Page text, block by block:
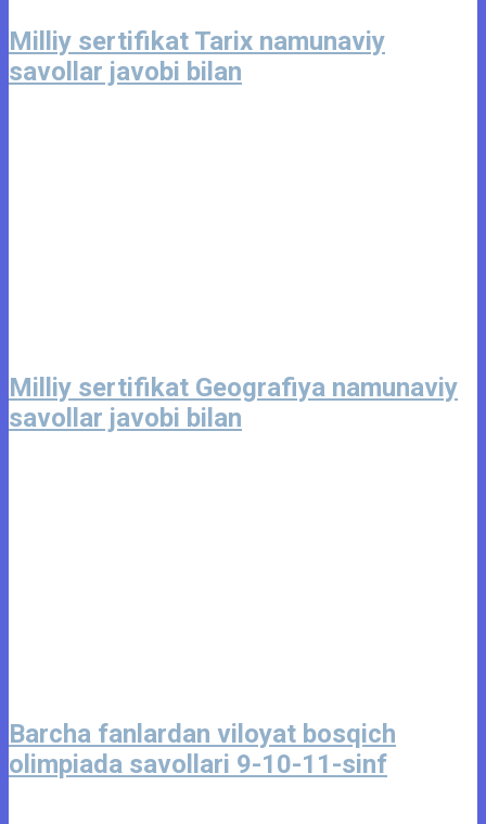
Milliy sertifikat Tarix namunaviy
savollar javobi bilan
Milliy sertifikat Geografiya namunaviy
savollar javobi bilan
Barcha fanlardan viloyat bosqich
olimpiada savollari 9-10-11-sinf